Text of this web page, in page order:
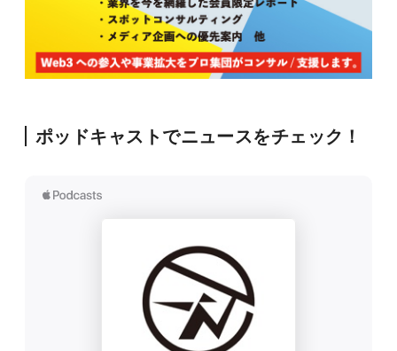
ポッドキャストでニュースをチェック！